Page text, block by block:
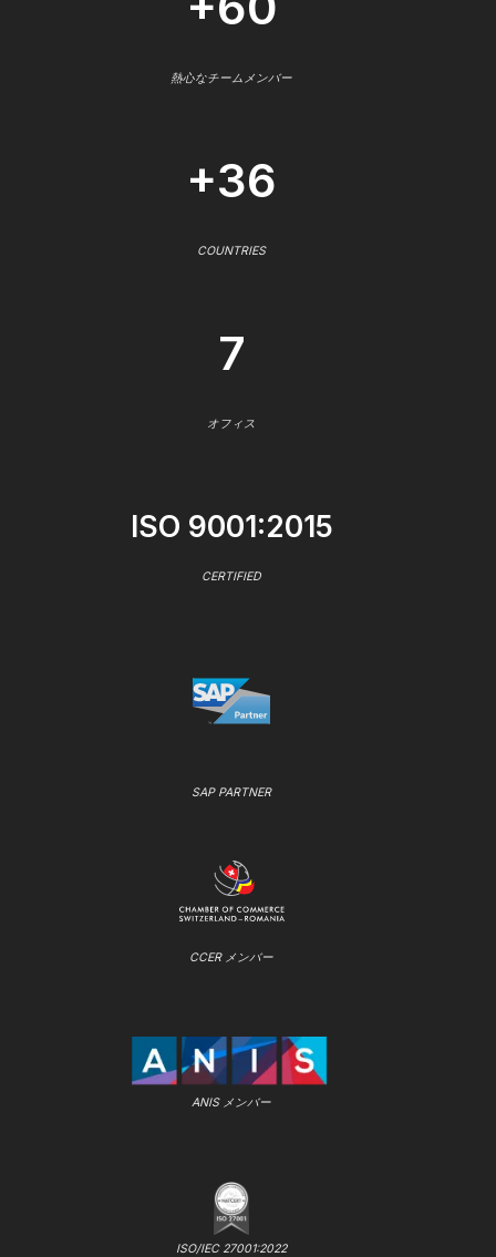
熱心なチームメンバー
+36
COUNTRIES
7
オフィス
ISO 9001:2015
CERTIFIED
SAP PARTNER
CCER メンバー
ANIS メンバー
ISO/IEC 27001:2022